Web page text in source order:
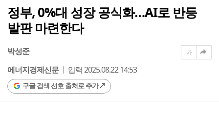
정부, 0%대 성장 공식화…AI로 반등
발판 마련한다
박성준
에너지경제신문
입력 2025.08.22 14:53
구글 검색 선호 출처로 추가
가